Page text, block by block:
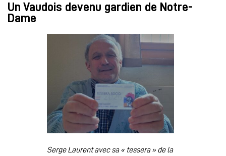
Un Vaudois devenu gardien de Notre-
Dame
Serge Laurent avec sa « tessera » de la